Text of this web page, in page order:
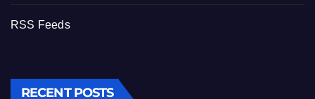
RSS Feeds
RECENT POSTS